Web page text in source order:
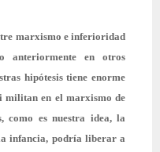
marxismo e inferioridad
anteriormente en otros
hipótesis tiene enorme
militan en el marxismo de
como es nuestra idea, la
la infancia, podría liberar a